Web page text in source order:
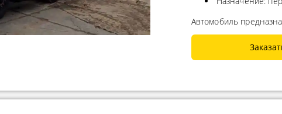
Автомобиль